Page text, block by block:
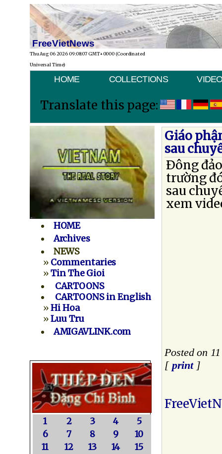
FreeVietNews
Thu Aug 06 2026 09:08:07 GMT+0000 (Coordinated
Universal Time)
HOME COLLECTIONS
Translate this page:
HOME
Archives
NEWS
» Commentaries
»Tin The Gioi
CARTOONS
CARTOONS in English
»Hi Hoa
»Luu Tru
AMIGAVLINK.com
1 2 3 4
5
6
7 8 9
10
11
12 13 14
15
Giáo
sau
Ðông
trường
sau
xem
Posted on
[ print]